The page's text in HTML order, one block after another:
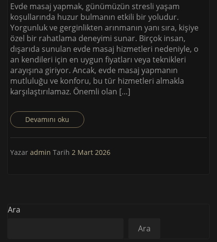
Evde masaj yapmak, günümüzün stresli yaşam
koşullarında huzur bulmanın etkili bir yoludur.
Yorgunluk ve gerginlikten arınmanın yanı sıra, kişiye
özel bir rahatlama deneyimi sunar. Birçok insan,
dışarıda sunulan evde masaj hizmetleri nedeniyle, o
an kendileri için en uygun fiyatları veya teknikleri
arayışına giriyor. Ancak, evde masaj yapmanın
mutluluğu ve konforu, bu tür hizmetleri almakla
karşılaştırılamaz. Önemli olan […]
Devamını oku
Yazar admin Tarih 2 Mart 2026
Ara
Ara